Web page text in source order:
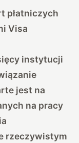
płatniczych
Visa
instytucji
jest na
na pracy
rzeczywistym